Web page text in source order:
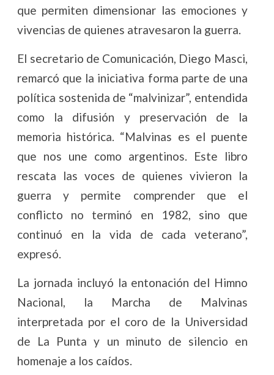
que permiten dimensionar las emociones y
vivencias de quienes atravesaron la guerra.
El secretario de Comunicación, Diego Masci,
remarcó que la iniciativa forma parte de una
política sostenida de “malvinizar”, entendida
como la difusión y preservación de la
memoria histórica. “Malvinas es el puente
que nos une como argentinos. Este libro
rescata las voces de quienes vivieron la
guerra y permite comprender que el
conflicto no terminó en 1982, sino que
continuó en la vida de cada veterano”,
expresó.
La jornada incluyó la entonación del Himno
Nacional, la Marcha de Malvinas
interpretada por el coro de la Universidad
de La Punta y un minuto de silencio en
homenaje a los caídos.